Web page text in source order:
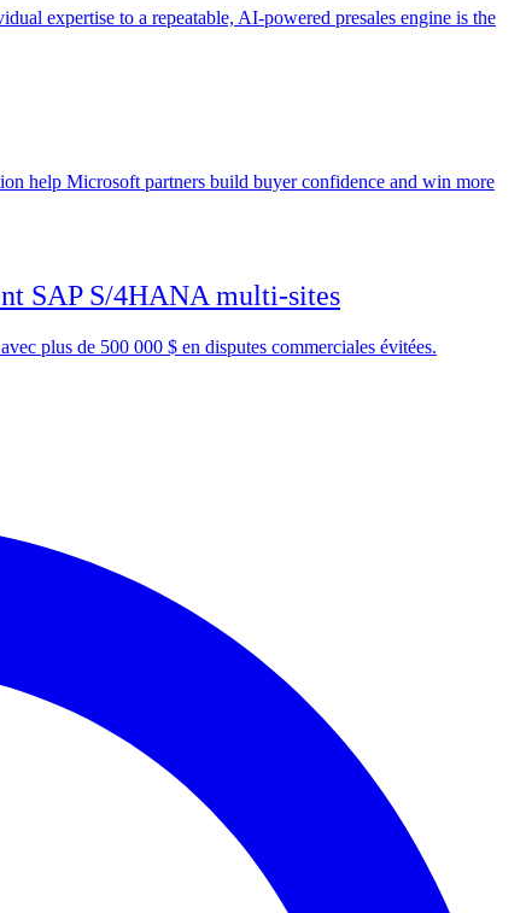
expertise to a repeatable, AI-powered presales engine is the
help Microsoft partners build buyer confidence and win more
SAP S/4HANA multi-sites
plus de 500 000 $ en disputes commerciales évitées.